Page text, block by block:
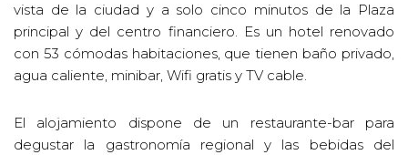
vista de la ciudad y a solo cinco minutos de la Plaza
principal y del centro financiero. Es un hotel renovado
con 53 cómodas habitaciones, que tienen baño privado,
agua caliente, minibar, Wifi gratis y TV cable.
El alojamiento dispone de un restaurante-bar para
degustar la gastronomía regional y las bebidas del